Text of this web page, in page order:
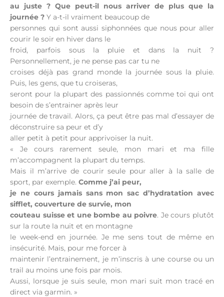
au juste ? Que peut-il nous arriver de plus que la
journée ? Y a-t-il vraiment beaucoup de
personnes qui sont aussi siphonnées que nous pour aller
courir le soir en hiver dans le
froid, parfois sous la pluie et dans la nuit ?
Personnellement, je ne pense pas car tu ne
croises déjà pas grand monde la journée sous la pluie.
Puis, les gens, que tu croiseras,
seront pour la plupart des passionnés comme toi qui ont
besoin de s’entrainer après leur
journée de travail. Alors, ça peut être pas mal d’essayer de
déconstruire sa peur et d’y
aller petit à petit pour apprivoiser la nuit.
« Je cours rarement seule, mon mari et ma fille
m’accompagnent la plupart du temps.
Mais il m’arrive de courir seule pour aller à la salle de
sport, par exemple. Comme j’ai peur,
je ne cours jamais sans mon sac d’hydratation avec
sifflet, couverture de survie, mon
couteau suisse et une bombe au poivre. Je cours plutôt
sur la route la nuit et en montagne
le week-end en journée. Je me sens tout de même en
insécurité. Mais, pour me forcer à
maintenir l’entrainement, je m’inscris à une course ou un
trail au moins une fois par mois.
Aussi, lorsque je suis seule, mon mari suit mon tracé en
direct via garmin. »